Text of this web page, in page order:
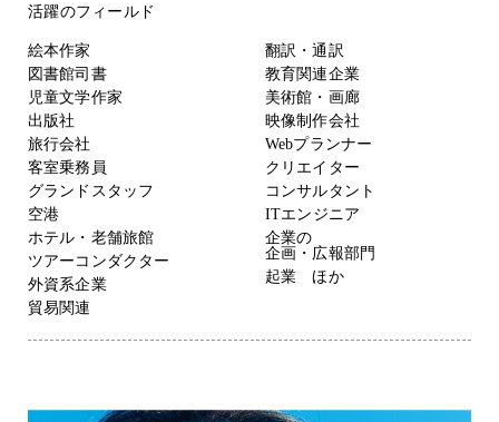
活躍のフィールド
絵本作家
図書館司書
児童文学作家
出版社
旅行会社
客室乗務員
グランドスタッフ
空港
ホテル・老舗旅館
ツアーコンダクター
外資系企業
貿易関連
翻訳・通訳
教育関連企業
美術館・画廊
映像制作会社
Webプランナー
クリエイター
コンサルタント
ITエンジニア
企業の
企画・広報部門
起業 ほか